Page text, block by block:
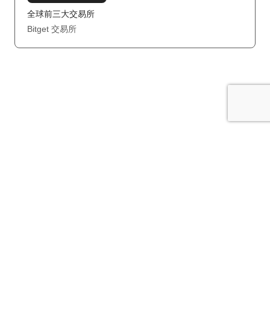
全球前三大交易所
Bitget 交易所